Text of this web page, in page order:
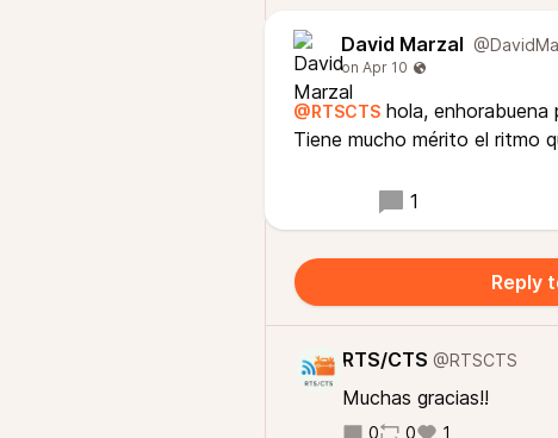
David Marzal
@RTSCTS hola,
Tiene mucho mérito el ritmo
1
Reply
RTS/CTS @RTSCTS
Muchas gracias!!
0 0 1